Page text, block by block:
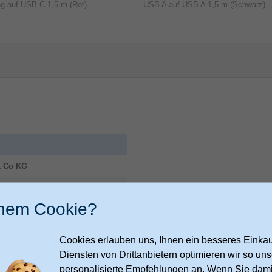
auf USB C 1,5 m (Rot)
USB A auf USB A 1,5 m (Schwarz)
Co KG
legal/corporate-
Gewicht und Abmessungen
Cookie?
Cookies erlauben uns, Ihnen ein besseres
Diensten von Drittanbietern optimieren wir so
personalisierte Empfehlungen an. Wenn Sie